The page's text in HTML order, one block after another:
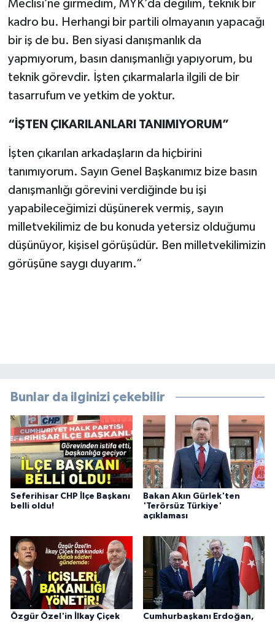
Meclisi’ne girmedim, MYK’da değilim, teknik bir
kadro bu. Herhangi bir partili olmayanın yapacağı
bir iş de bu. Ben siyasi danışmanlık da
yapmıyorum, basın danışmanlığı yapıyorum, bu
teknik görevdir. İşten çıkarmalarla ilgili de bir
tasarrufum ve yetkim de yoktur.
“İŞTEN ÇIKARILANLARI TANIMIYORUM”
İşten çıkarılan arkadaşların da hiçbirini
tanımıyorum. Sayın Genel Başkanımız bize basın
danışmanlığı görevini verdiğinde bu işi
yapabileceğimizi düşünerek vermiş, sayın
milletvekilimiz de bu konuda yetersiz olduğumu
düşünüyor, kişisel görüşüdür. Ben milletvekilimizin
görüşüne saygı duyarım.”
Bunlar da ilginizi çekebilir
Seferihisar CHP İlçe Başkanı
belli oldu!
Bakan Akın Gürlek'ten
'Terörsüz Türkiye'
açıklaması
Özgür Özel'in İlkay Çiçek
Cumhurbaşkanı Erdoğan,